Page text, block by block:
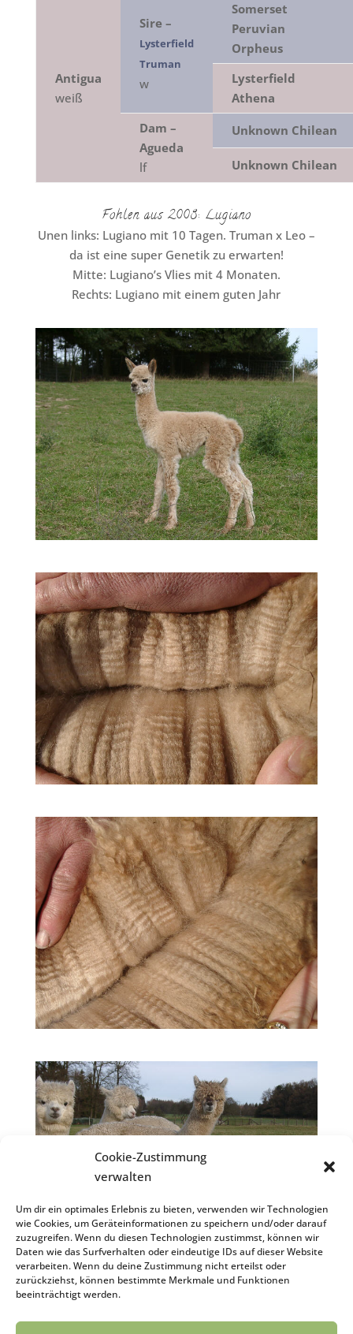
Cookie-Zustimmung
verwalten
Um dir ein optimales Erlebnis zu bieten, verwenden wir Technologien
wie Cookies, um Geräteinformationen zu speichern und/oder darauf
zuzugreifen. Wenn du diesen Technologien zustimmst, können wir
Daten wie das Surfverhalten oder eindeutige IDs auf dieser Website
verarbeiten. Wenn du deine Zustimmung nicht erteilst oder
zurückziehst, können bestimmte Merkmale und Funktionen
beeinträchtigt werden.
Antigua
weiß
Sire –
Lysterfield
Truman
w
Somerset
Peruvian
Orpheus
Lysterfield
Athena
Dam –
Agueda
lf
Unknown Chilean
Unknown Chilean
Fohlen aus 2008: Lugiano
Unen links: Lugiano mit 10 Tagen. Truman x Leo –
da ist eine super Genetik zu erwarten!
Mitte: Lugiano’s Vlies mit 4 Monaten.
Rechts: Lugiano mit einem guten Jahr